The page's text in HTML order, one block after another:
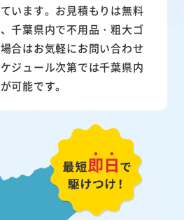
います。お見積もりは無料
千葉県内で不用品・粗大ゴ
合はお気軽にお問い合わせ
ジュール次第では千葉県内
可能です。